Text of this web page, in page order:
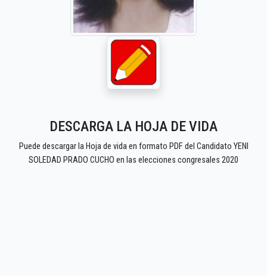
DESCARGA LA HOJA DE VIDA
Puede descargar la Hoja de vida en formato PDF del Candidato YENI
SOLEDAD PRADO CUCHO en las elecciones congresales 2020